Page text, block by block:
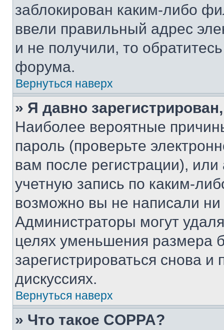
заблокирован каким-либо
ввели правильный адрес
и не получили, то
форума.
Вернуться наверх
» Я давно
Наиболее вероятные
пароль (проверьте
вам после регистрации),
учетную запись по каким-
возможно вы не написали
Администраторы могут
целях уменьшения размера
зарегистрироваться снова и
дискуссиях.
Вернуться наверх
» Что такое COPPA?